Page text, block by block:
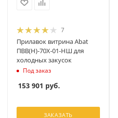
7
Прилавок витрина Abat
ПВВ(Н)-70Х-01-НШ для
холодных закусок
Под заказ
153 901 руб.
ЗАКАЗАТЬ